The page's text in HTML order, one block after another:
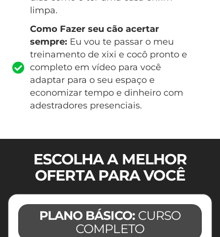
limpa.
Como Fazer seu cão acertar
sempre: Eu vou te passar o meu
treinamento de xixi e cocô pronto e
completo em vídeo para você
adaptar para o seu espaço e
economizar tempo e dinheiro com
adestradores presenciais.
ESCOLHA A MELHOR
OFERTA PARA VOCÊ
PLANO BÁSICO: CURSO
COMPLETO